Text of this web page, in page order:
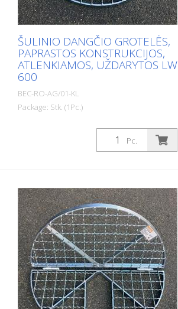
ŠULINIO DANGČIO GROTELĖS,
PAPRASTOS KONSTRUKCIJOS,
ATLENKIAMOS, UŽDARYTOS LW
600
BEC-RO-AG/01-KL
Package: Stk. (1Pc.)
Pc.